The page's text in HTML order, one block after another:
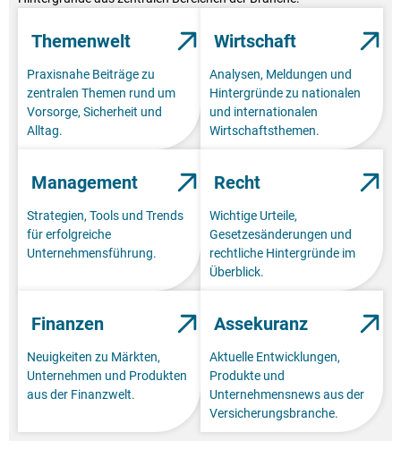
Themenwelt
Praxisnahe Beiträge zu
zentralen Themen rund um
Vorsorge, Sicherheit und
Alltag.
Wirtschaft
Analysen, Meldungen und
Hintergründe zu nationalen
und internationalen
Wirtschaftsthemen.
Management
Strategien, Tools und Trends
für erfolgreiche
Unternehmensführung.
Recht
Wichtige Urteile,
Gesetzesänderungen und
rechtliche Hintergründe im
Überblick.
Finanzen
Neuigkeiten zu Märkten,
Unternehmen und Produkten
aus der Finanzwelt.
Assekuranz
Aktuelle Entwicklungen,
Produkte und
Unternehmensnews aus der
Versicherungsbranche.